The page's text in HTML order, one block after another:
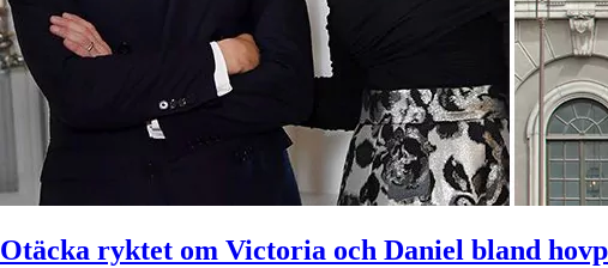
Otäcka ryktet om Victoria och Daniel bland